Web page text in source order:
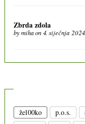
Zbrda zdola
bymihaon 4. siječnja
že100ko p.o.s.